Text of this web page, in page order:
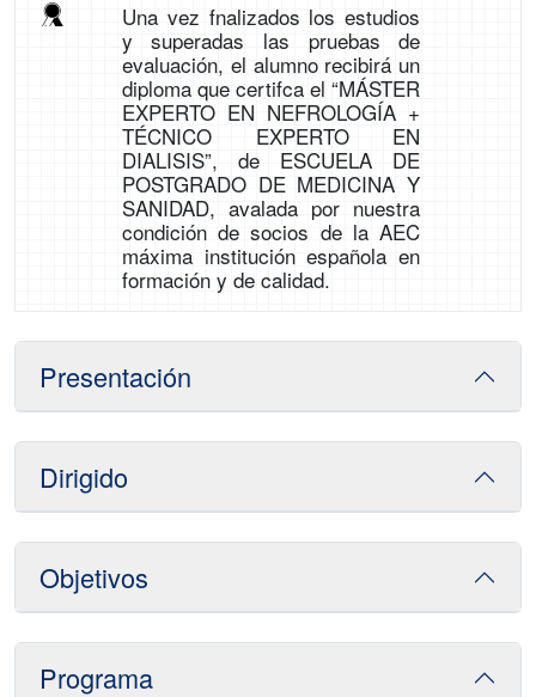
Una vez fnalizados los estudios
y superadas las pruebas de
evaluación, el alumno recibirá un
diploma que certifca el “MÁSTER
EXPERTO EN NEFROLOGÍA +
TÉCNICO EXPERTO EN
DIALISIS”, de ESCUELA DE
POSTGRADO DE MEDICINA Y
SANIDAD, avalada por nuestra
condición de socios de la AEC
máxima institución española en
formación y de calidad.
Presentación
Dirigido
Objetivos
Programa